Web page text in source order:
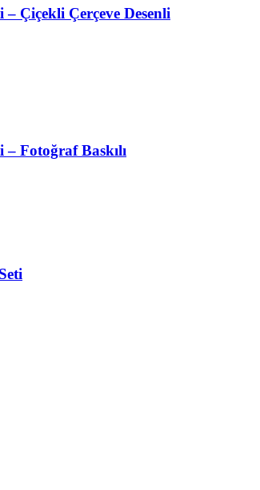
Çiçekli Çerçeve Desenli
Fotoğraf Baskılı